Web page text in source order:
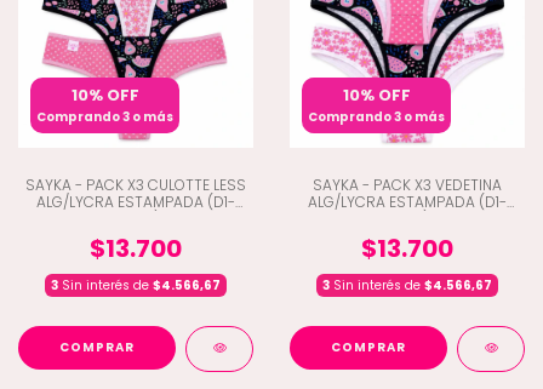
10% OFF
Comprando 3 o más
SAYKA - PACK X3 CULOTTE LESS
ALG/LYCRA ESTAMPADA (D1-
$13.700
3 Sin interés de $4.566,67
COMPRAR
10% OFF
Comprando 3 o más
SAYKA - PACK X3 VEDETINA
ALG/LYCRA ESTAMPADA (D1-
$13.700
3 Sin interés de $4.566,67
COMPRAR